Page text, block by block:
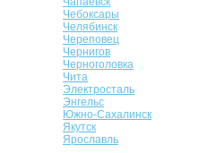
Чебоксары
Челябинск
Череповец
Чернигов
Черноголовка
Чита
Электросталь
Энгельс
Южно-Сахалинск
Якутск
Ярославль